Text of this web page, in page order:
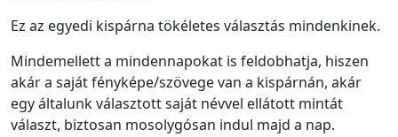
Ez az egyedi kispárna tökéletes választás mindenkinek.
Mindemellett a mindennapokat is feldobhatja, hiszen
akár a saját fényképe/szövege van a kispárnán, akár
egy általunk választott saját névvel ellátott mintát
választ, biztosan mosolygósan indul majd a nap.